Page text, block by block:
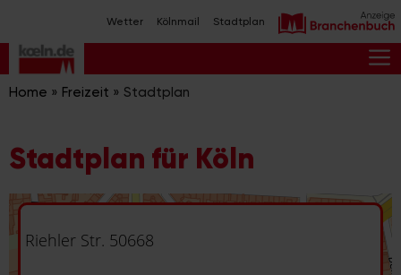
Inhalt
springen
Wetter Kölnmail Stadtplan
Home » Freizeit » Stadtplan
Stadtplan für Köln